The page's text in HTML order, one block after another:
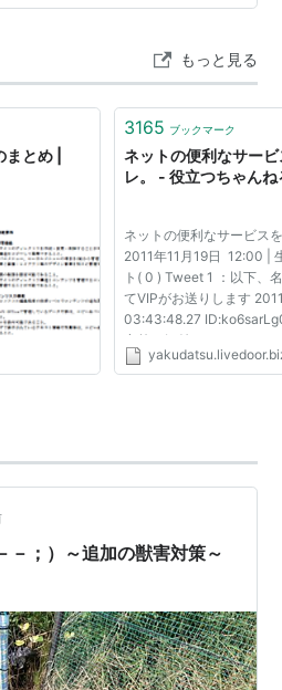
きませんネットは普通にみら
セッターっ！冷や汗まで出て
しばし頭を冷やすことにしま
らめきました、やはり気…
もっと見る
とめ |
3165 ブックマーク
ネットの便利なサー
レ。 - 役立つちゃんね
ネットの便利なサービス
2011年11月19日 12:00 |
ト( 0 ) Tweet 1 ：以下、
てVIPがお送りします
03:43:48.27
意外と気付かないからね
http://
－；）～追加の獣害対策～